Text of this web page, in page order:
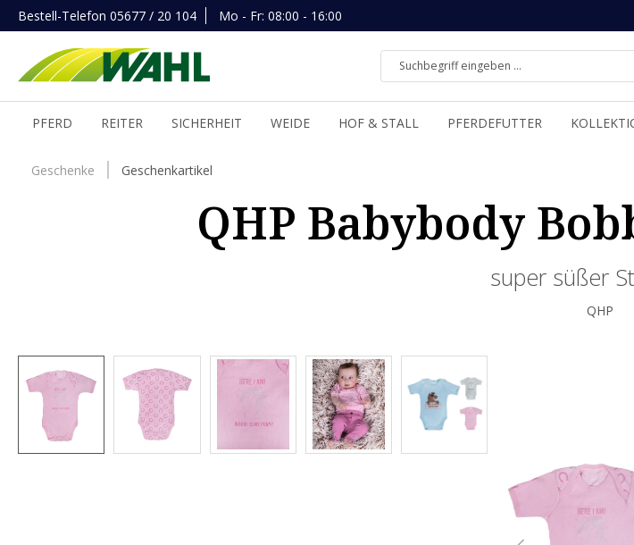
springen
Bestell-Telefon 05677 / 20 104 Mo - Fr: 08:00 - 16:00
PFERD REITER SICHERHEIT WEIDE HOF & STALL PFERDEFUTTER
Geschenke Geschenkartikel
QHP Babybody
super süßer
QHP